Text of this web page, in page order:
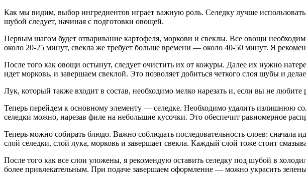
Как мы видим, выбор ингредиентов играет важную роль. Селедку лучше
шубой следует, начиная с подготовки овощей.
Первым шагом будет отваривание картофеля, моркови и свеклы. Все овощи
около 20-25 минут, свекла же требует больше времени — около 40-50 минут. Я
После того как овощи остынут, следует очистить их от кожуры. Далее их нужно
идет морковь, и завершаем свеклой. Это позволяет добиться четкого слоя шубы и
Лук, который также входит в состав, необходимо мелко нарезать и, если вы не
Теперь перейдем к основному элементу — селедке. Необходимо удалить излишнюю
селедки можно, нарезав филе на небольшие кусочки. Это обеспечит равномерное
Теперь можно собирать блюдо. Важно соблюдать последовательность слоев: сначала
слой селедки, слой лука, морковь и завершает свекла. Каждый слой тоже стоит
После того как все слои уложены, я рекомендую оставить селедку под шубой в
более привлекательным. При подаче завершаем оформление — можно украсить